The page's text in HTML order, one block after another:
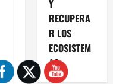
Y
RECUPERA
R LOS
ECOSISTEM
AS